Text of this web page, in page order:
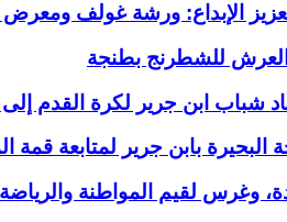
الإبداع: ورشة غولف
للشطرنج بطنجة
ابن جرير لكرة القدم إلى
بابن جرير لمتابعة قمة
وغرس لقيم المواطنة